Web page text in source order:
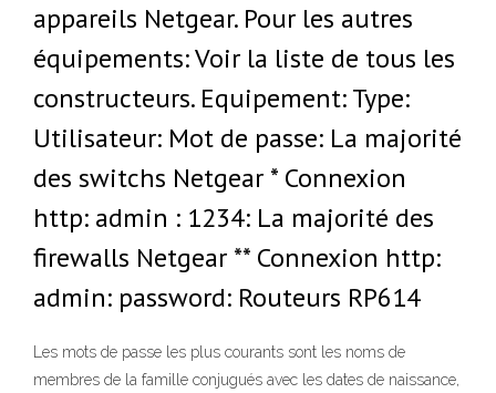
appareils Netgear. Pour les autres
équipements: Voir la liste de tous les
constructeurs. Equipement: Type:
Utilisateur: Mot de passe: La majorité
des switchs Netgear * Connexion
http: admin : 1234: La majorité des
firewalls Netgear ** Connexion http:
admin: password: Routeurs RP614
Les mots de passe les plus courants sont les noms de
membres de la famille conjugués avec les dates de naissance,